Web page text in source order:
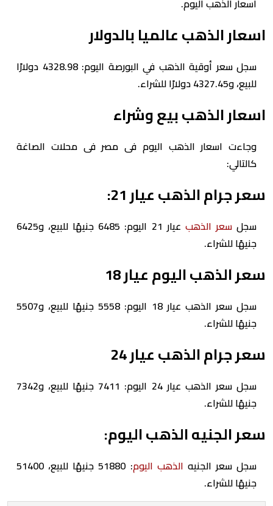
اسعار الذهب عالميا بالدولار
سجل سعر أوقية الذهب في البورصة اليوم: 4328.98 دولارًا
للبيع، و4327.45 دولارًا للشراء.
اسعار الذهب بيع وشراء
وجاءت اسعار الذهب اليوم فى مصر فى محلات الصاغة
كالتالي:
سعر جرام الذهب عيار 21:
سجلسعر الذهب
عيار 21 اليوم: 6485 جنيهًا للبيع، و6425
جنيهًا للشراء.
سعر الذهب اليوم عيار 18
سجل سعر الذهب عيار 18 اليوم: 5558 جنيهًا للبيع، و5507
جنيهًا للشراء.
سعر جرام الذهب عيار 24
سجل سعر الذهب عيار 24 اليوم: 7411 جنيهًا للبيع، و7342
جنيهًا للشراء.
سعر الجنيه الذهب اليوم:
سجل سعر الجنيه الذهب اليوم
: 51880 جنيهًا للبيع، 51400
جنيهًا للشراء.